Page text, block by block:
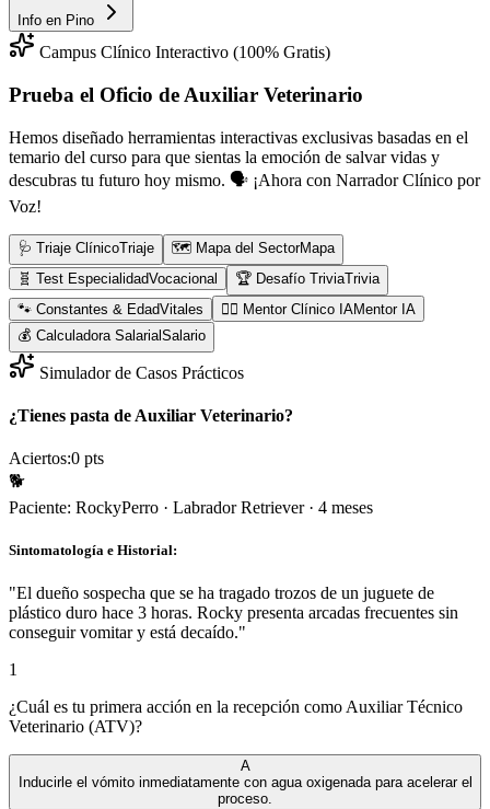
Info en Pino
Campus Clínico Interactivo (100% Gratis)
Prueba el Oficio de Auxiliar Veterinario
Hemos diseñado herramientas interactivas exclusivas basadas en el
temario del curso para que sientas la emoción de salvar vidas y
descubras tu futuro hoy mismo. 🗣️ ¡Ahora con Narrador Clínico por
Voz!
🩺 Triaje ClínicoTriaje 🗺️ Mapa del SectorMapa
🧬 Test EspecialidadVocacional 🏆 Desafío TriviaTrivia
🐾 Constantes & EdadVitales 👨‍⚕️ Mentor Clínico IAMentor IA
💰 Calculadora SalarialSalario
Simulador de Casos Prácticos
¿Tienes pasta de Auxiliar Veterinario?
Aciertos:0 pts
🐕
Paciente: RockyPerro · Labrador Retriever· 4 meses
Sintomatología e Historial:
"El dueño sospecha que se ha tragado trozos de un juguete de
plástico duro hace 3 horas. Rocky presenta arcadas frecuentes sin
conseguir vomitar y está decaído."
1
¿Cuál es tu primera acción en la recepción como Auxiliar Técnico
Veterinario (ATV)?
A
Inducirle el vómito inmediatamente con agua oxigenada para acelerar el
proceso.